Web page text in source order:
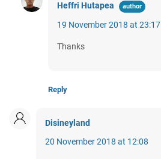
Heffri Hutapea
19 November 2018 at 23:17
Thanks
Reply
Disineyland
20 November 2018 at 12:08